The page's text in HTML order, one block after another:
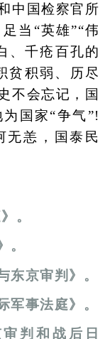
中国检察官所
当“英雄”“伟
、千疮百孔的
贫积弱、历尽
不会忘记，国
国家“争气”!
无恙，国泰民
。
京审判》。
事法庭》。
判和战后日